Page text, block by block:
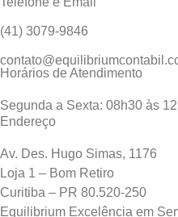
(41) 3079-9846
Horários de Atendimento
Segunda a Sexta: 08h30 às
Endereço
Av. Des. Hugo Simas, 1176
Loja 1 – Bom Retiro
Curitiba – PR 80.520-250
Equilibrium Excelência em